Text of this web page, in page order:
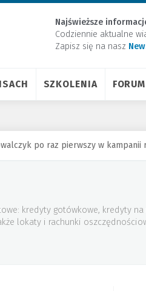
Najświeższe
Codziennie aktualne
Zapisz się na nasz
SZKOLENIA FORUM
po raz pierwszy w
kredyty gotówkowe, kredyty
lokaty i rachunki